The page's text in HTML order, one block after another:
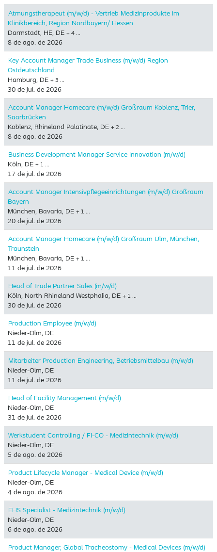
Atmungstherapeut (m/w/d) - Vertrieb Medizinprodukte im
Klinikbereich, Region Nordbayern/ Hessen
Darmstadt, HE, DE + 4 …
8 de ago. de 2026
Key Account Manager Trade Business (m/w/d) Region
Ostdeutschland
Hamburg, DE + 3 …
30 de jul. de 2026
Account Manager Homecare (m/w/d) Großraum Koblenz, Trier,
Saarbrücken
Koblenz, Rhineland Palatinate, DE + 2 …
8 de ago. de 2026
Business Development Manager Service Innovation (m/w/d)
Köln, DE + 1 …
17 de jul. de 2026
Account Manager Intensivpflegeeinrichtungen (m/w/d) Großraum
Bayern
München, Bavaria, DE + 1 …
20 de jul. de 2026
Account Manager Homecare (m/w/d) Großraum Ulm, München,
Traunstein
München, Bavaria, DE + 1 …
11 de jul. de 2026
Head of Trade Partner Sales (m/w/d)
Köln, North Rhineland Westphalia, DE + 1 …
30 de jul. de 2026
Production Employee (m/w/d)
Nieder-Olm, DE
11 de jul. de 2026
Mitarbeiter Production Engineering, Betriebsmittelbau (m/w/d)
Nieder-Olm, DE
11 de jul. de 2026
Head of Facility Management (m/w/d)
Nieder-Olm, DE
31 de jul. de 2026
Werkstudent Controlling / FI-CO - Medizintechnik (m/w/d)
Nieder-Olm, DE
5 de ago. de 2026
Product Lifecycle Manager - Medical Device (m/w/d)
Nieder-Olm, DE
4 de ago. de 2026
EHS Specialist - Medizintechnik (m/w/d)
Nieder-Olm, DE
6 de ago. de 2026
Product Manager, Global Tracheostomy - Medical Devices (m/w/d)